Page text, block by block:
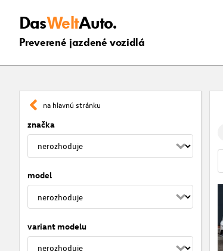
DasWeltAuto.
Preverené jazdené vozidlá
na hlavnú stránku
značka
model
variant modelu